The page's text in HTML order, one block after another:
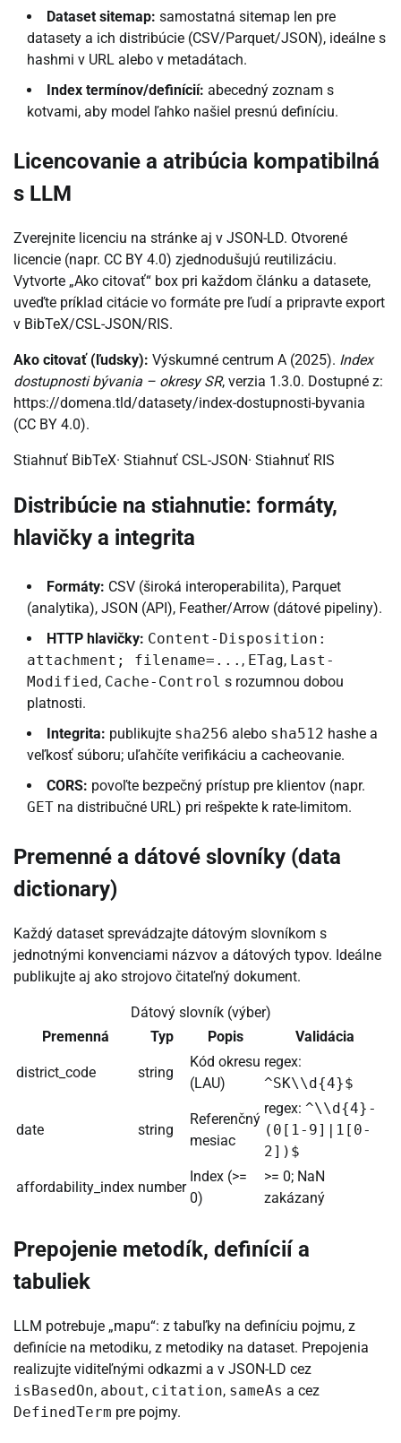
Dataset sitemap: samostatná sitemap len pre
datasety a ich distribúcie (CSV/Parquet/JSON), ideálne s
hashmi v URL alebo v metadátach.
Index termínov/definícií: abecedný zoznam s
kotvami, aby model ľahko našiel presnú definíciu.
Licencovanie a atribúcia kompatibilná
s LLM
Zverejnite licenciu na stránke aj v JSON-LD. Otvorené
licencie (napr. CC BY 4.0) zjednodušujú reutilizáciu.
Vytvorte „Ako citovať“ box pri každom článku a datasete,
uveďte príklad citácie vo formáte pre ľudí a pripravte export
v BibTeX/CSL-JSON/RIS.
Ako citovať (ľudsky): Výskumné centrum A (2025). Index
dostupnosti bývania – okresy SR, verzia 1.3.0. Dostupné z:
https://domena.tld/datasety/index-dostupnosti-byvania
(CC BY 4.0).
Stiahnuť BibTeX· Stiahnuť CSL-JSON· Stiahnuť RIS
Distribúcie na stiahnutie: formáty,
hlavičky a integrita
Formáty: CSV (široká interoperabilita), Parquet
(analytika), JSON (API), Feather/Arrow (dátové pipeliny).
HTTP hlavičky: Content-Disposition:
attachment; filename=... , ETag, Last-
Modified, Cache-Control s rozumnou dobou
platnosti.
Integrita: publikujte sha256 alebo sha512 hashe a
veľkosť súboru; uľahčíte verifikáciu a cacheovanie.
CORS: povoľte bezpečný prístup pre klientov (napr.
GET na distribučné URL) pri rešpekte k rate-limitom.
Premenné a dátové slovníky (data
dictionary)
Každý dataset sprevádzajte dátovým slovníkom s
jednotnými konvenciami názvov a dátových typov. Ideálne
publikujte aj ako strojovo čitateľný dokument.
Dátový slovník (výber)
Premenná
Typ Popis Validácia
district_code string
Kód okresu
(LAU)
regex:
^SK\\d{4}$
date string
Referenčný
mesiac
regex: ^\\d{4}-
(0[1-9]|1[0-
2])$
affordability_index number
Index (>=
0)
>= 0; NaN
zakázaný
Prepojenie metodík, definícií a
tabuliek
LLM potrebuje „mapu“: z tabuľky na definíciu pojmu, z
definície na metodiku, z metodiky na dataset. Prepojenia
realizujte viditeľnými odkazmi a v JSON-LD cez
isBasedOn, about, citation, sameAs a cez
DefinedTerm pre pojmy.